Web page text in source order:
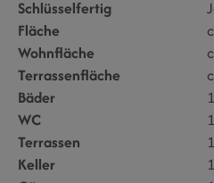
Schlüsselfertig
Fläche
Wohnfläche
Terrassenfläche
Bäder
1
WC
1
Terrassen
1
Keller
1